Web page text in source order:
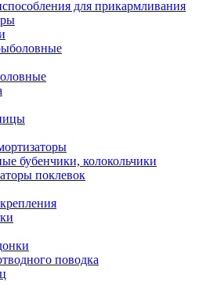
для прикармливания
бубенчики, колокольчики
поклевок
поводка